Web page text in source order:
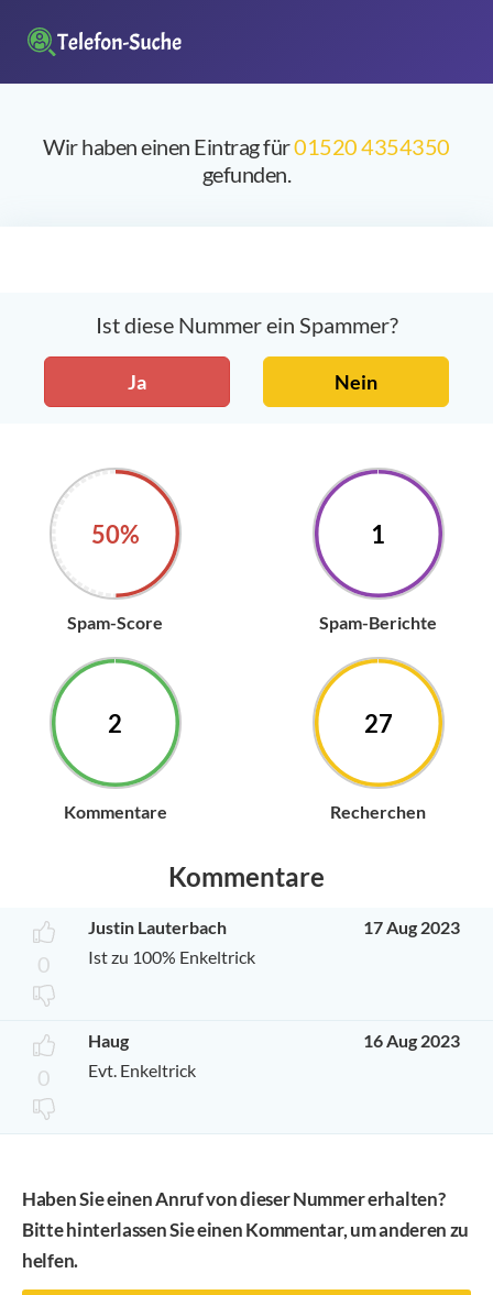
Wir haben einen Eintrag für01520 4354350
gefunden.
Ist diese Nummer ein Spammer?
Ja Nein
50%
Spam-Score
1
Spam-Berichte
2
Kommentare
27
Recherchen
Kommentare
0
Justin Lauterbach
17 Aug 2023
Ist zu 100% Enkeltrick
0
Haug
16 Aug 2023
Evt. Enkeltrick
Haben Sie einen Anruf von dieser Nummer erhalten?
Bitte hinterlassen Sie einen Kommentar, um anderen zu
helfen.